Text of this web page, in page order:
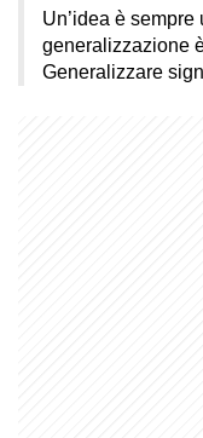
Un’idea è
generalizzazione
Generalizzare